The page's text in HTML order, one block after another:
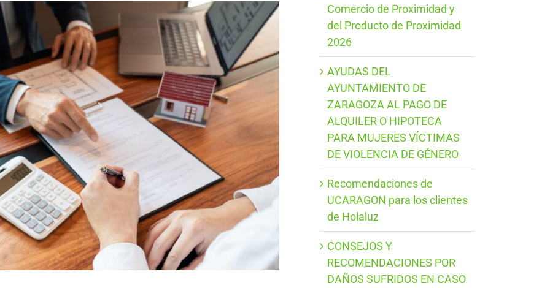
Comercio de Proximidad y
del Producto de Proximidad
2026
AYUDAS DEL
AYUNTAMIENTO DE
ZARAGOZA AL PAGO DE
ALQUILER O HIPOTECA
PARA MUJERES VÍCTIMAS
DE VIOLENCIA DE GÉNERO
Recomendaciones de
UCARAGON para los clientes
de Holaluz
CONSEJOS Y
RECOMENDACIONES POR
DAÑOS SUFRIDOS EN CASO